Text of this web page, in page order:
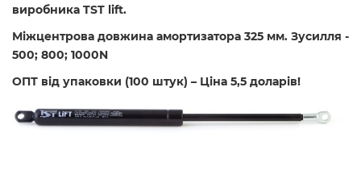
виробника TST lift.
Міжцентрова довжина амортизатора 325 мм. Зусилля -
500; 800; 1000N
ОПТ від упаковки (100 штук) – Ціна 5,5 доларів!